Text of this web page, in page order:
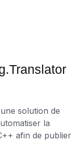
solution de
la
afin de publier